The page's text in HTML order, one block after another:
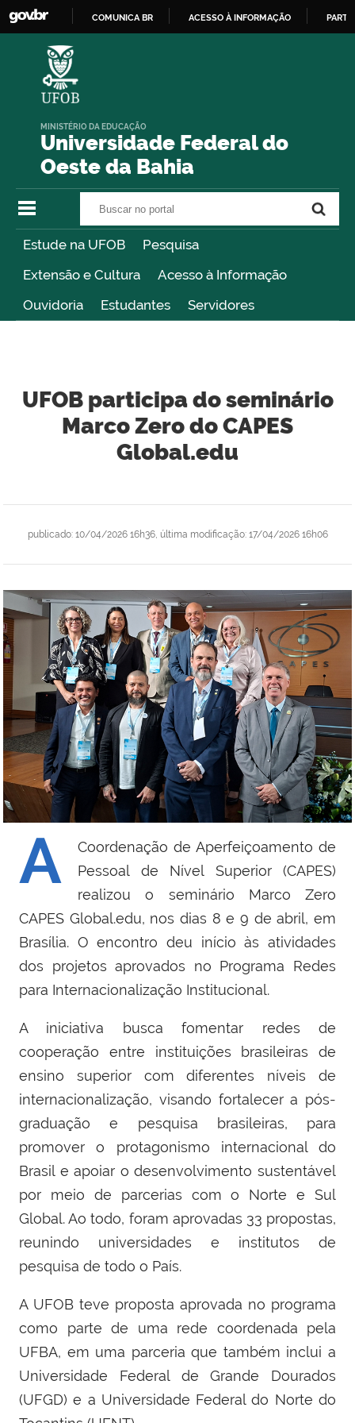
COMUNICA BR ACESSO À INFORMAÇÃO
Universidade Federal do
Oeste da Bahia
MINISTÉRIO DA EDUCAÇÃO
Estude na UFOB
Pesquisa
Extensão e Cultura
Acesso à Informação
Ouvidoria
Estudantes Servidores
UFOB participa do seminário
Marco Zero do CAPES
Global.edu
publicado: 10/04/2026 16h36, última modificação: 17/04/2026 16h06
A
Coordenação de Aperfeiçoamento de
Pessoal de Nível Superior (CAPES)
realizou o seminário Marco Zero
CAPES Global.edu, nos dias 8 e 9 de abril, em
Brasília. O encontro deu início às atividades
dos projetos aprovados no Programa Redes
para Internacionalização Institucional.
A iniciativa busca fomentar redes de
cooperação entre instituições brasileiras de
ensino superior com diferentes níveis de
internacionalização, visando fortalecer a pós-
graduação e pesquisa brasileiras, para
promover o protagonismo internacional do
Brasil e apoiar o desenvolvimento sustentável
por meio de parcerias com o Norte e Sul
Global. Ao todo, foram aprovadas 33 propostas,
reunindo universidades e institutos de
pesquisa de todo o País.
A UFOB teve proposta aprovada no programa
como parte de uma rede coordenada pela
UFBA, em uma parceria que também inclui a
Universidade Federal de Grande Dourados
(UFGD) e a Universidade Federal do Norte do